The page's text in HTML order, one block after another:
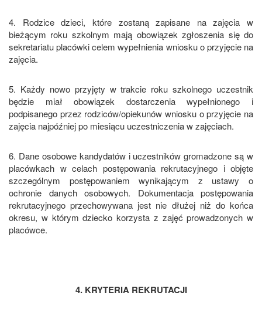
4. Rodzice dzieci, które zostaną zapisane na zajęcia w
bieżącym roku szkolnym mają obowiązek zgłoszenia się do
sekretariatu placówki celem wypełnienia wniosku o przyjęcie na
zajęcia.
5. Każdy nowo przyjęty w trakcie roku szkolnego uczestnik
będzie miał obowiązek dostarczenia wypełnionego i
podpisanego przez rodziców/opiekunów wniosku o przyjęcie na
zajęcia najpóźniej po miesiącu uczestniczenia w zajęciach.
6. Dane osobowe kandydatów i uczestników gromadzone są w
placówkach w celach postępowania rekrutacyjnego i objęte
szczególnym postępowaniem wynikającym z ustawy o
ochronie danych osobowych. Dokumentacja postępowania
rekrutacyjnego przechowywana jest nie dłużej niż do końca
okresu, w którym dziecko korzysta z zajęć prowadzonych w
placówce.
4. KRYTERIA REKRUTACJI